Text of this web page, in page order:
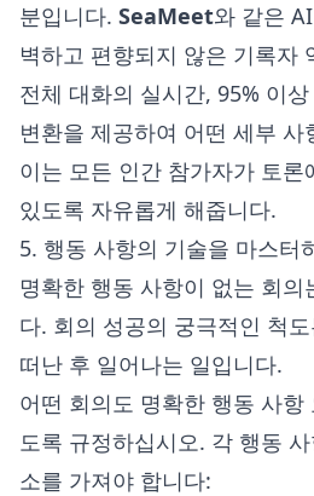
분입니다. SeaMeet와 같은
벽하고 편향되지 않은 기록자
전체 대화의 실시간, 95% 이
변환을 제공하여 어떤 세부
이는 모든 인간 참가자가 토론
있도록 자유롭게 해줍니다.
5. 행동 사항의 기술을 마스터
명확한 행동 사항이 없는 회의
다. 회의 성공의 궁극적인 척
떠난 후 일어나는 일입니다.
어떤 회의도 명확한 행동 사
도록 규정하십시오. 각 행동
소를 가져야 합니다: